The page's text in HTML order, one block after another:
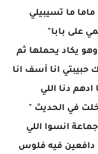
ما تسيبيلي
على بابا"
يكاد يحملها ثم
حبيبتي انا آسف انا
دنا اللي
في الحديث "
انسوا اللي
دافعين فيه فلوس